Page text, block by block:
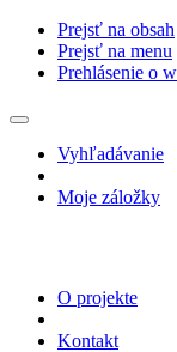
Prejsť na obsah
Prejsť na menu
Prehlásenie o
Vyhľadávanie
Moje záložky
O projekte
Kontakt